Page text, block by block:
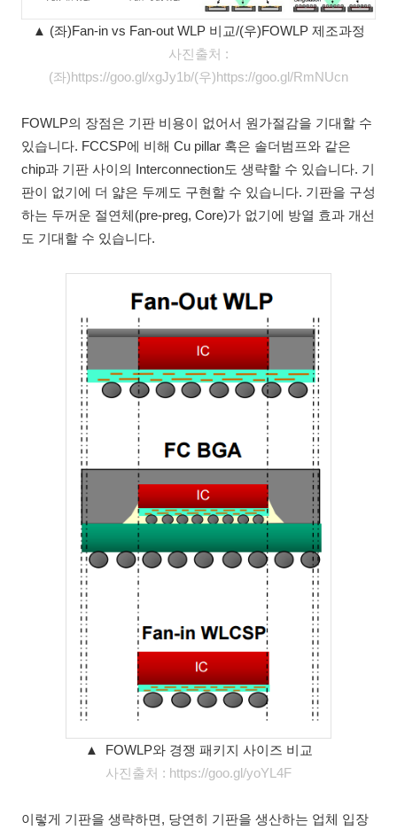
▲ (좌)Fan-in vs Fan-out WLP 비교/(우)FOWLP 제조과정
사진출처 :
(좌)https://goo.gl/xgJy1b/(우)https://goo.gl/RmNUcn
FOWLP의 장점은 기판 비용이 없어서 원가절감을 기대할 수
있습니다. FCCSP에 비해 Cu pillar 혹은 솔더범프와 같은
chip과 기판 사이의 Interconnection도 생략할 수 있습니다. 기
판이 없기에 더 얇은 두께도 구현할 수 있습니다. 기판을 구성
하는 두꺼운 절연체(pre-preg, Core)가 없기에 방열 효과 개선
도 기대할 수 있습니다.
▲ FOWLP와 경쟁 패키지 사이즈 비교
사진출처 : https://goo.gl/yoYL4F
이렇게 기판을 생략하면, 당연히 기판을 생산하는 업체 입장